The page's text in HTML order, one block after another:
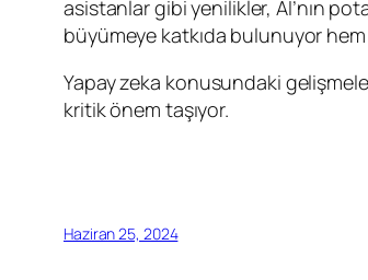
asistanlar gibi yenilikler, AI’nın
büyümeye katkıda bulunuyor
Yapay zeka konusundaki
kritik önem taşıyor.
Haziran 25, 2024